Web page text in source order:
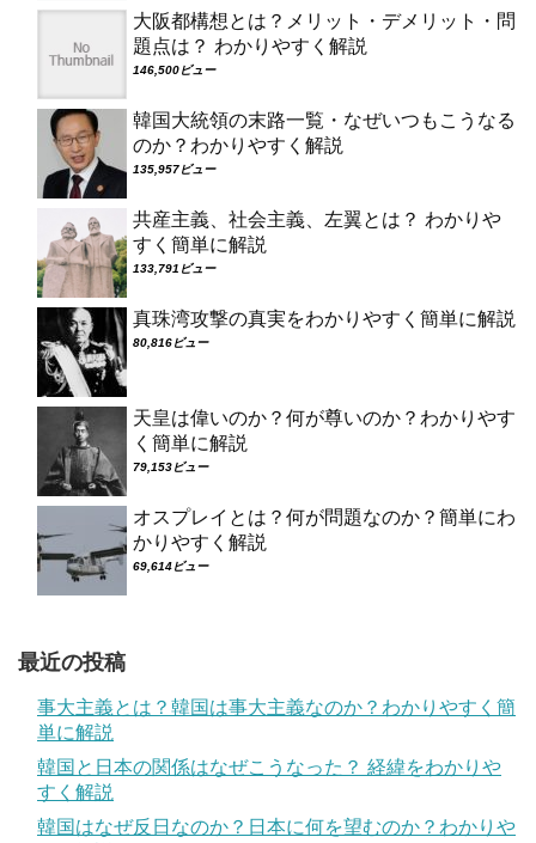
大阪都構想とは？メリット・デメリット・問
題点は？ わかりやすく解説
146,500ビュー
韓国大統領の末路一覧・なぜいつもこうなる
のか？わかりやすく解説
135,957ビュー
共産主義、社会主義、左翼とは？ わかりや
すく簡単に解説
133,791ビュー
真珠湾攻撃の真実をわかりやすく簡単に解説
80,816ビュー
天皇は偉いのか？何が尊いのか？わかりやす
く簡単に解説
79,153ビュー
オスプレイとは？何が問題なのか？簡単にわ
かりやすく解説
69,614ビュー
最近の投稿
事大主義とは？韓国は事大主義なのか？わかりやすく簡
単に解説
韓国と日本の関係はなぜこうなった？ 経緯をわかりや
すく解説
韓国はなぜ反日なのか？日本に何を望むのか？わかりや